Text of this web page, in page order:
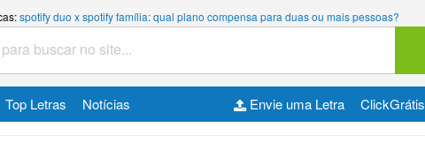
spotify duo x spotify família: qual plano compensa para duas ou mais pessoas?
Top Letras Notícias ClickGrátis
Envie uma Letra